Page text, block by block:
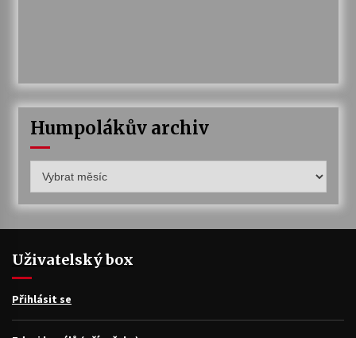
Humpolákův archiv
archiv
Uživatelský box
Přihlásit se